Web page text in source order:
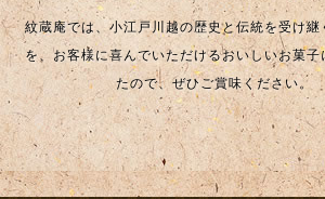
紋蔵庵では、小江戸川越の歴史と伝統を受け継
を、お客様に喜んでいただけるおいしいお菓子
たので、ぜひご賞味ください。